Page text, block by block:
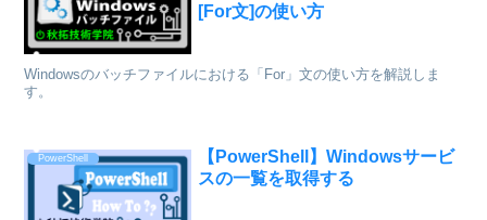
[For文]の使い方
Windowsのバッチファイルにおける「For」文の使い方を解説しま
す。
PowerShell
【PowerShell】Windowsサービ
スの一覧を取得する